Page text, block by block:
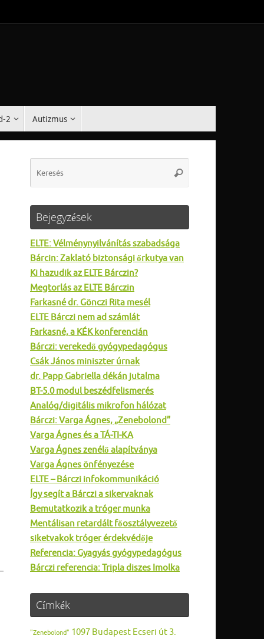
2 Autizmus
Keresés
Bejegyzések
ELTE: Vélménynyilvánítás szabadsága
Bárcin: Zaklató biztonsági őrkutya van
Ki hazudik az ELTE Bárczin?
Megtorlás az ELTE Bárczin
Farkasné dr. Gönczi Rita mesél
ELTE Bárczi nem ad számlát
Farkasné, a KÉK konferencián
Bárczi: verekedő gyógypedagógus
Csák János miniszter úrnak
dr. Papp Gabriella dékán jutalma
BT-5.0 modul beszédfelismerés
Analóg/digitális mikrofon hálózat
Bárczi: Varga Ágnes, „Zenebolond”
Varga Ágnes és a TÁ-TI-KA
Varga Ágnes zenélő alapítványa
Varga Ágnes önfényezése
ELTE – Bárczi infokommunikáció
Így segít a Bárczi a sikervaknak
Bemutatkozik a tróger munka
Mentálisan retardált főosztályvezető
siketvakok tróger érdekvédője
Referencia: Gyagyás gyógypedagógus
Bárczi referencia: Tripla diszes Imolka
Címkék
"Zenebolond" 1097 Budapest Ecseri út 3.